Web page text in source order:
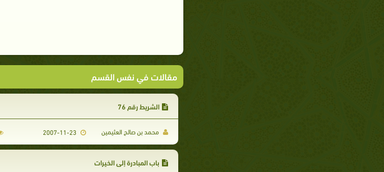
مقالات في نفس القسم
الشريط رقم 76
محمد بن صالح العثيمين
باب المبادرة إلى الخيرات